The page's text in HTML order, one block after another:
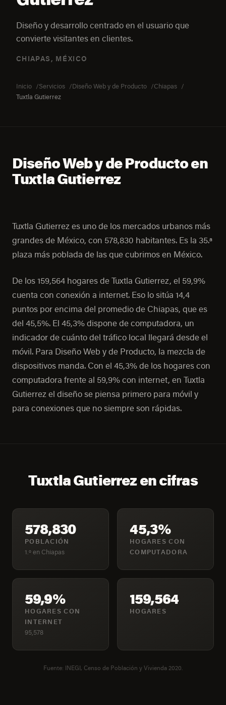
Diseño y desarrollo centrado en el usuario que
convierte visitantes en clientes.
CHIAPAS, MÉXICO
Inicio Servicios Diseño Web y de Producto
Chiapas
Tuxtla Gutierrez
Diseño Web y de Producto en
Tuxtla Gutierrez
Tuxtla Gutierrez es uno de los mercados urbanos más
grandes de México, con 578,830 habitantes. Es la 35.ª
plaza más poblada de las que cubrimos en México.
De los 159,564 hogares de Tuxtla Gutierrez, el 59,9%
cuenta con conexión a internet. Eso lo sitúa 14,4
puntos por encima del promedio de Chiapas, que es
del 45,5%. El 45,3% dispone de computadora, un
indicador de cuánto del tráfico local llegará desde el
móvil. Para Diseño Web y de Producto, la mezcla de
dispositivos manda. Con el 45,3% de los hogares con
computadora frente al 59,9% con internet, en Tuxtla
Gutierrez el diseño se piensa primero para móvil y
para conexiones que no siempre son rápidas.
Tuxtla Gutierrez en cifras
578,830
POBLACIÓN
1.º en Chiapas
45,3%
HOGARES CON
COMPUTADORA
59,9%
HOGARES CON
INTERNET
95,578
159,564
HOGARES
Fuente: INEGI, Censo de Población y Vivienda 2020.